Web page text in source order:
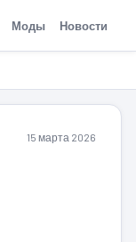
Моды Новости
15 марта 2026